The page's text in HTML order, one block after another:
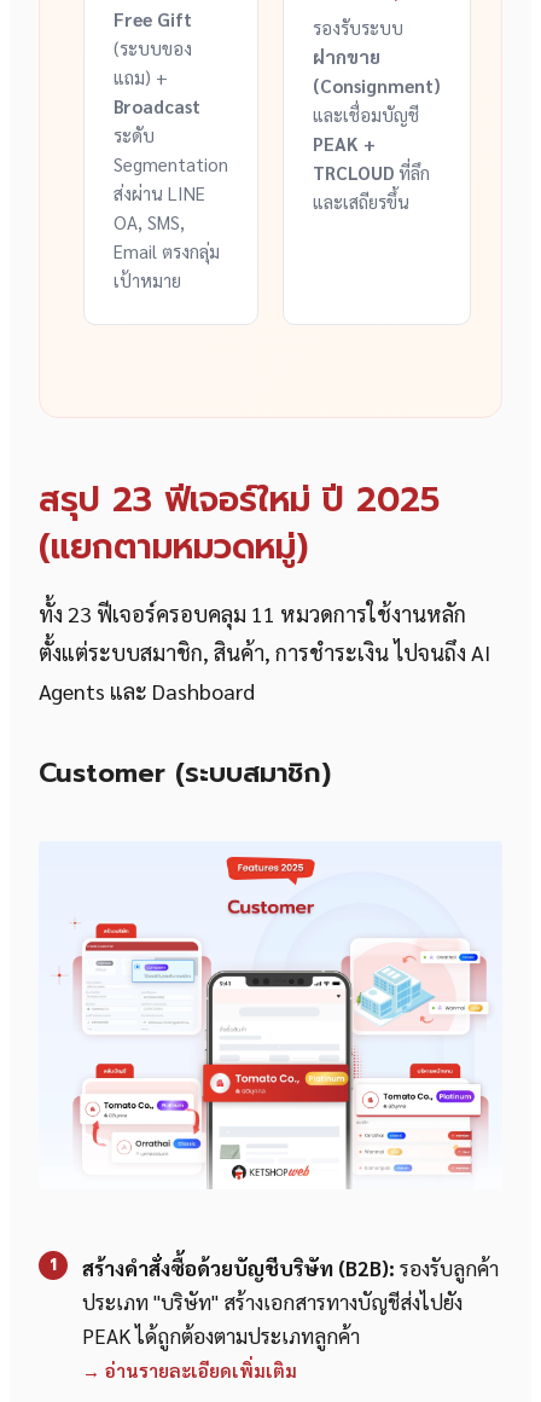
Free Gift
(ระบบของ
แถม) +
Broadcast
ระดับ
Segmentation
ส่งผ่าน LINE
OA, SMS,
Email ตรงกลุ่ม
เป้าหมาย
รองรับระบบ
ฝากขาย
(Consignment)
และเชื่อมบัญชี
PEAK +
TRCLOUD ที่ลึก
และเสถียรขึ้น
สรุป 23 ฟีเจอร์ใหม่ ปี 2025
(แยกตามหมวดหมู่)
ทั้ง 23 ฟีเจอร์ครอบคลุม 11 หมวดการใช้งานหลัก
ตั้งแต่ระบบสมาชิก, สินค้า, การชำระเงิน ไปจนถึง AI
Agents และ Dashboard
Customer (ระบบสมาชิก)
1 สร้างคำสั่งซื้อด้วยบัญชีบริษัท (B2B): รองรับลูกค้า
ประเภท "บริษัท" สร้างเอกสารทางบัญชีส่งไปยัง
PEAK ได้ถูกต้องตามประเภทลูกค้า
→ อ่านรายละเอียดเพิ่มเติม